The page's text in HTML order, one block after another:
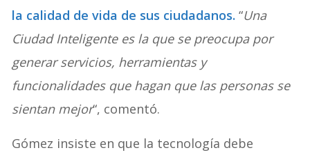
la calidad de vida de sus ciudadanos. “Una
Ciudad Inteligente es la que se preocupa por
generar servicios, herramientas y
funcionalidades que hagan que las personas se
sientan mejor“, comentó.
Gómez insiste en que la tecnología debe